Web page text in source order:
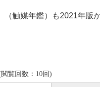
（触媒年鑑）も2021年
覧回数：10回)